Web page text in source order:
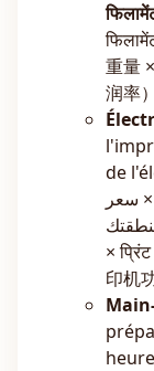
重量
润率）
de
سعر
×
印机